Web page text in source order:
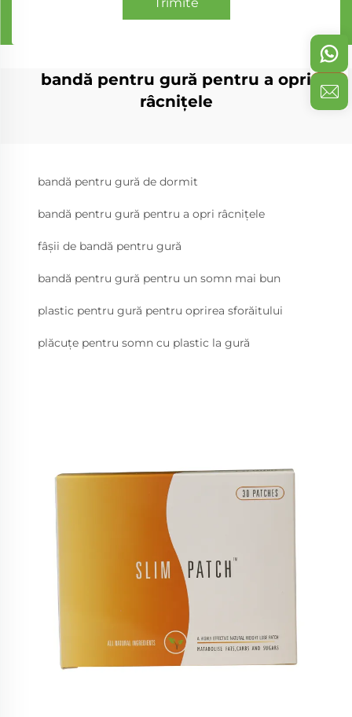
bandă pentru gură pentru a opri
râcnițele
bandă pentru gură de dormit
bandă pentru gură pentru a opri râcnițele
fâșii de bandă pentru gură
bandă pentru gură pentru un somn mai bun
plastic pentru gură pentru oprirea sforăitului
plăcuțe pentru somn cu plastic la gură